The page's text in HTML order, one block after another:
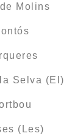
Molins
Selva (El)
(Les)